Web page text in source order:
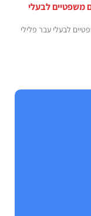
משפטיים לבעלי
לבעלי עבר פלילי